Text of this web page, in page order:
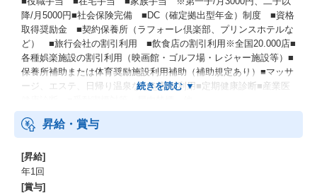
｜PC基本スキル研修
基本的なPC操作を学ぶ研修です。
Excel、PowerPointなどのOffice研修やメール設定などの基礎スキ
ルを学びます。
｜ソフトウェア研修
プログラミング概要から実装、開発環境やツールの操作方法など
基礎から応用までレベルに合わせたスキルを学びます。
C、C#、C++、Java、Javascript、HTML、PHP、Phython等
｜ネットワーク・サーバ研修
降/月5000円■社会保険完備 ■DC（確定拠出型年金）制度 ■資格
取得奨励金 ■契約保養所（ラフォーレ倶楽部、プリンスホテルな
ど） ■旅行会社の割引利用 ■飲食店の割引利用※全国20.000店■
各種娯楽施設の割引利用（映画館・ゴルフ場・レジャー施設等）■
保養所補助または体育奨励施設利用補助（補助規定あり）■マッサ
ージ、エステ、日帰り温泉などを割引利用■定期健康診断■産業医
昇給・賞与
[昇給]
年1回
[賞与]